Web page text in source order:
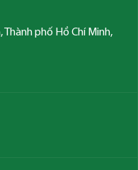
Thành phố Hồ Chí Minh,